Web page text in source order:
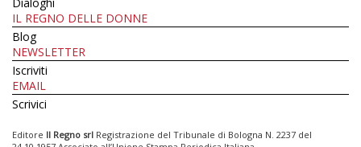
IL REGNO DELLE DONNE
Blog
NEWSLETTER
Iscriviti
EMAIL
Scrivici
Editore Il Regno srl Registrazione del Tribunale di Bologna N. 2237 del